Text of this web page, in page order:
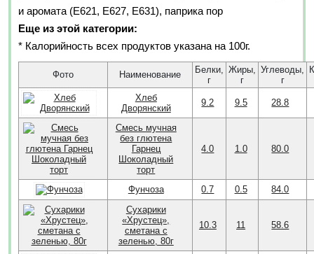
и аромата (Е621, Е627, Е631), паприка пор
Еще из этой категории:
* Калорийность всех продуктов указана на 100г.
Фото Наименование
Белки,
г
Жиры,
г
Углеводы,
г
Хлеб
Дворянский
9.2 9.5 28.8
Смесь мучная
без глютена
Гарнец
Шоколадный
торт
4.0 1.0 80.0
Фунчоза 0.7 0.5
84.0
Сухарики
«Хрустец»,
сметана с
зеленью, 80г
10.3 11 58.6